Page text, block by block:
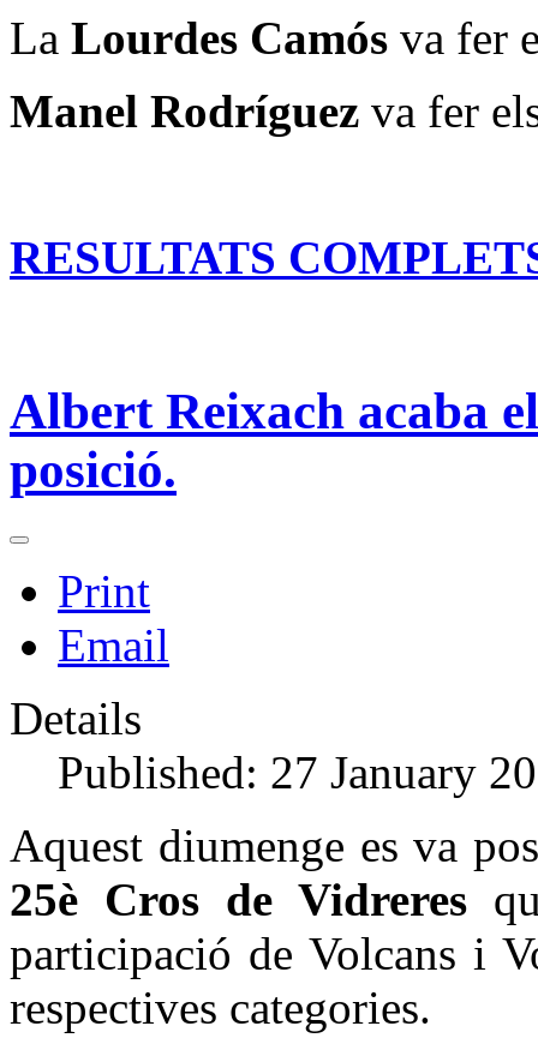
La Lourdes Camós va fer
Manel Rodríguez va fer
RESULTATS
Albert Reixach acaba
posició.
Print
Email
Details
Published: 27 January
Aquest diumenge es va
25è Cros de Vidreres
participació de Volcans i
respectives categories.